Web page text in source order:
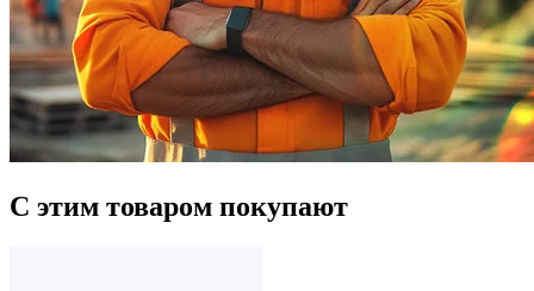
С этим товаром покупают